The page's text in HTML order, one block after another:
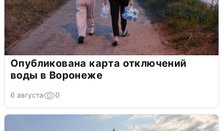
Опубликована карта отключений
воды в Воронеже
6 августа 0